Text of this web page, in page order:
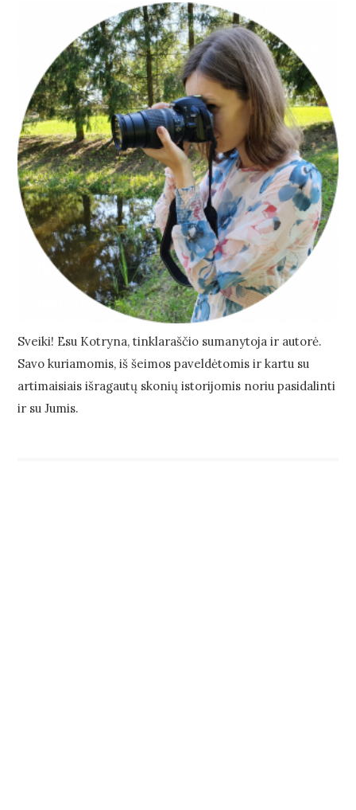
Sveiki! Esu Kotryna, tinklaraščio sumanytoja ir autorė.
Savo kuriamomis, iš šeimos paveldėtomis ir kartu su
artimaisiais išragautų skonių istorijomis noriu pasidalinti
ir su Jumis.